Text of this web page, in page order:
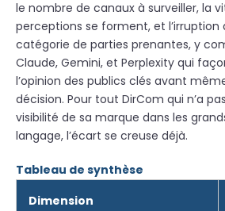
le nombre de canaux à surveiller, la
perceptions se forment, et l’irruption
catégorie de parties prenantes, y
Claude, Gemini, et Perplexity qui
l’opinion des publics clés avant
décision. Pour tout DirCom qui n’a
visibilité de sa marque dans les
langage, l’écart se creuse déjà.
Tableau de synthèse
Dimension